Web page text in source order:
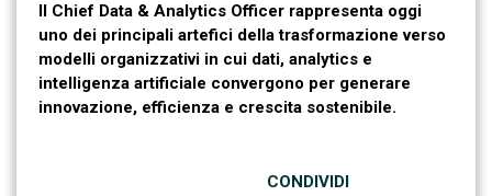
Il Chief Data & Analytics Officer rappresenta oggi
uno dei principali artefici della trasformazione verso
modelli organizzativi in cui dati, analytics e
intelligenza artificiale convergono per generare
innovazione, efficienza e crescita sostenibile.
CONDIVIDI